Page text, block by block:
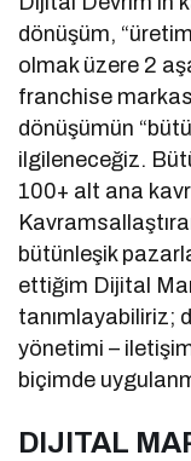
dönüşüm,
olmak üzere 2
franchise
dönüşümün
ilgileneceğiz.
100+ alt ana
bütünleşik
ettiğim Dijital
tanımlayabiliriz;
yönetimi –
biçimde
DIJITAL